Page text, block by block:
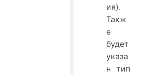
ия).
Такж
е
будет
указа
н тип